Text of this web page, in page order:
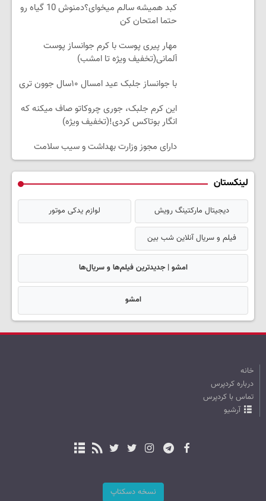
کبد همیشه سالم میخوای؟دمنوش 10 گیاه رو
حتما امتحان کن
مهار پیری پوست با کرم جوانساز پوست
آلمانی(تخفیف ویژه تا امشب)
با جوانساز جلبک عید امسال ۱۰سال جوون تری
این کرم جلبک، جوری چروکاتو صاف میکنه که
انگار بوتاکس کردی!(تخفیف ویژه)
دارای مجوز وزارت بهداشت و سیب سلامت
لینکستان
دیجیتال مارکتینگ رویش لوازم یدکی موتور
فیلم و سریال آنلاین شب بین
امشو | جدیدترین فیلم‌ها و سریال‌ها
امشو
خانه
درباره کردپرس
تماس با کردپرس
آرشیو
نسخه دسکتاپ